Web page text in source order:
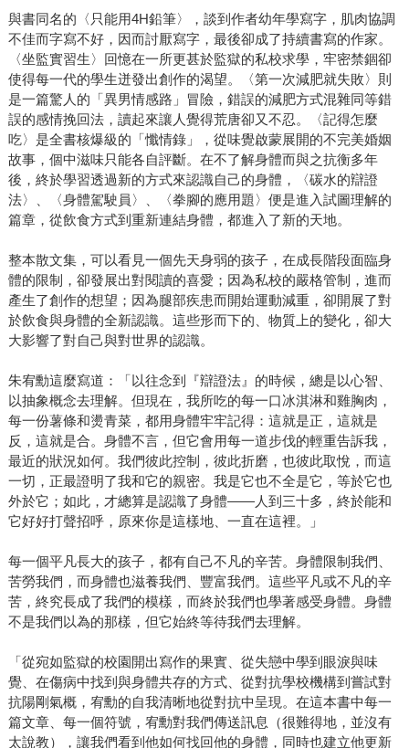
與書同名的〈只能用4H鉛筆〉，談到作者幼年學寫字，肌肉協調
不佳而字寫不好，因而討厭寫字，最後卻成了持續書寫的作家。
〈坐監實習生〉回憶在一所更甚於監獄的私校求學，牢密禁錮卻
使得每一代的學生迸發出創作的渴望。〈第一次減肥就失敗〉則
是一篇驚人的「異男情感路」冒險，錯誤的減肥方式混雜同等錯
誤的感情挽回法，讀起來讓人覺得荒唐卻又不忍。〈記得怎麼
吃〉是全書核爆級的「懺情錄」，從味覺啟蒙展開的不完美婚姻
故事，個中滋味只能各自評斷。在不了解身體而與之抗衡多年
後，終於學習透過新的方式來認識自己的身體，〈碳水的辯證
法〉、〈身體駕駛員〉、〈拳腳的應用題〉便是進入試圖理解的
篇章，從飲食方式到重新連結身體，都進入了新的天地。
整本散文集，可以看見一個先天身弱的孩子，在成長階段面臨身
體的限制，卻發展出對閱讀的喜愛；因為私校的嚴格管制，進而
產生了創作的想望；因為腿部疾患而開始運動減重，卻開展了對
於飲食與身體的全新認識。這些形而下的、物質上的變化，卻大
大影響了對自己與對世界的認識。
朱宥勳這麼寫道：「以往念到『辯證法』的時候，總是以心智、
以抽象概念去理解。但現在，我所吃的每一口冰淇淋和雞胸肉，
每一份薯條和燙青菜，都用身體牢牢記得：這就是正，這就是
反，這就是合。身體不言，但它會用每一道步伐的輕重告訴我，
最近的狀況如何。我們彼此控制，彼此折磨，也彼此取悅，而這
一切，正最證明了我和它的親密。我是它也不全是它，等於它也
外於它；如此，才總算是認識了身體——人到三十多，終於能和
它好好打聲招呼，原來你是這樣地、一直在這裡。」
每一個平凡長大的孩子，都有自己不凡的辛苦。身體限制我們、
苦勞我們，而身體也滋養我們、豐富我們。這些平凡或不凡的辛
苦，終究長成了我們的模樣，而終於我們也學著感受身體。身體
不是我們以為的那樣，但它始終等待我們去理解。
「從宛如監獄的校園開出寫作的果實、從失戀中學到眼淚與味
覺、在傷病中找到與身體共存的方式、從對抗學校機構到嘗試對
抗陽剛氣概，宥勳的自我清晰地從對抗中呈現。在這本書中每一
篇文章、每一個符號，宥勳對我們傳送訊息（很難得地，並沒有
太說教），讓我們看到他如何找回他的身體，同時也建立他更新